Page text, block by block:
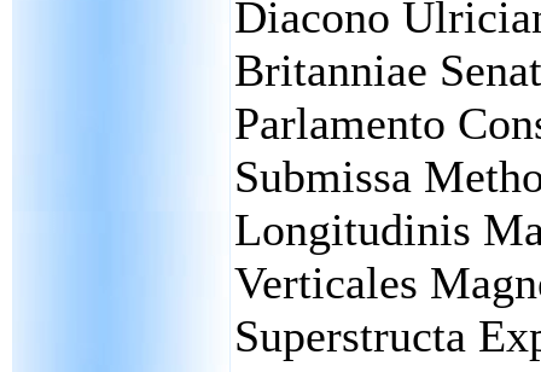
Diacono
Britanniae
Parlamento
Submissa
Longitudinis
Verticales
Superstructa